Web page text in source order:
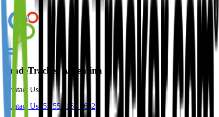
TradeTracker Argentina
Contact Us
Contact Us +52 55 1163 8642